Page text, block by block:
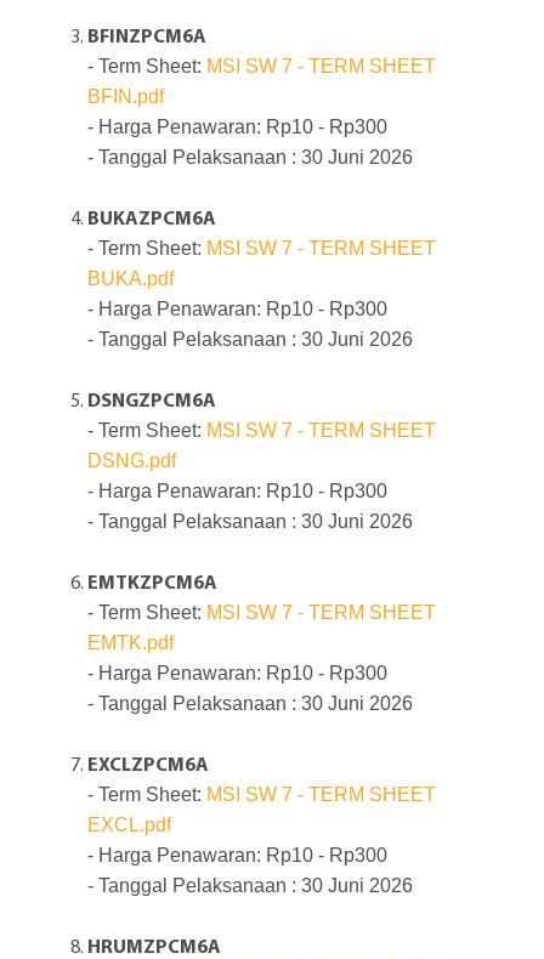
BFINZPCM6A
- Term Sheet: MSI SW 7 - TERM SHEET
BFIN.pdf
- Harga Penawaran: Rp10 - Rp300
- Tanggal Pelaksanaan : 30 Juni 2026
BUKAZPCM6A
- Term Sheet: MSI SW 7 - TERM SHEET
BUKA.pdf
- Harga Penawaran: Rp10 - Rp300
- Tanggal Pelaksanaan : 30 Juni 2026
DSNGZPCM6A
- Term Sheet: MSI SW 7 - TERM SHEET
DSNG.pdf
- Harga Penawaran: Rp10 - Rp300
- Tanggal Pelaksanaan : 30 Juni 2026
EMTKZPCM6A
- Term Sheet: MSI SW 7 - TERM SHEET
EMTK.pdf
- Harga Penawaran: Rp10 - Rp300
- Tanggal Pelaksanaan : 30 Juni 2026
EXCLZPCM6A
- Term Sheet: MSI SW 7 - TERM SHEET
EXCL.pdf
- Harga Penawaran: Rp10 - Rp300
- Tanggal Pelaksanaan : 30 Juni 2026
HRUMZPCM6A